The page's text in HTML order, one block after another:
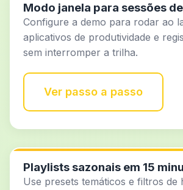
Modo janela para sessões
Configure a demo para rodar ao
aplicativos de produtividade e
sem interromper a trilha.
Ver passo a passo
Playlists sazonais em 15
Use presets temáticos e filtros de